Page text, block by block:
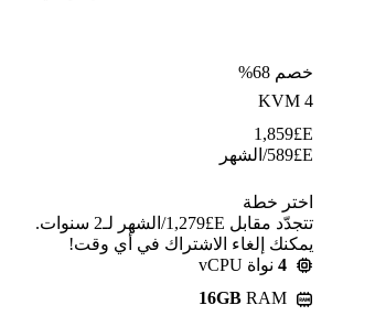
خصم 68%
KVM 4
E£
1,859
E£
589/الشهر
اختر خطة
تتجدّد مقابل E£⁦1,279⁩/الشهر لـ2 سنوات.
يمكنك إلغاء الاشتراك في أي وقت!
4 نواة vCPU
16GB RAM